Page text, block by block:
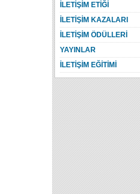
İLETİŞİM ETİĞİ
İLETİŞİM KAZALARI
İLETİŞİM ÖDÜLLERİ
YAYINLAR
İLETİŞİM EĞİTİMİ